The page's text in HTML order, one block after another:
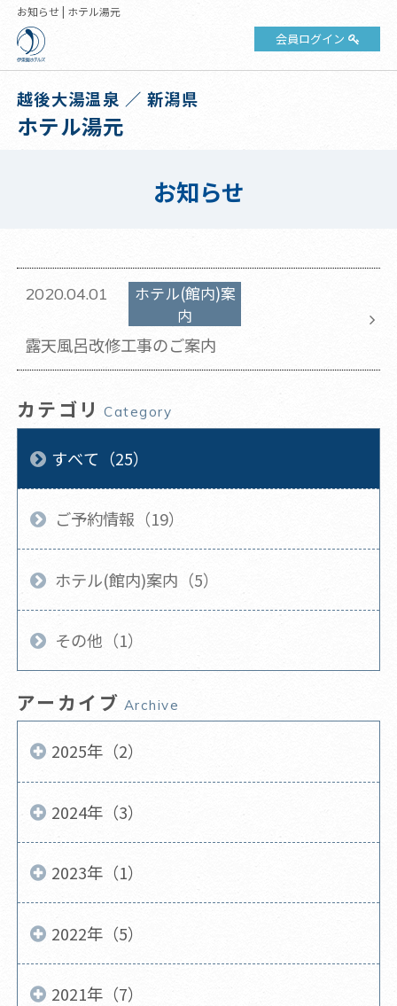
お知らせ | ホテル湯元
会員ログイン
越後大湯温泉 ／ 新潟県
ホテル湯元
お知らせ
2020.04.01
ホテル(館内)案
内
露天風呂改修工事のご案内
カテゴリ Category
すべて（25）
ご予約情報（19）
ホテル(館内)案内（5）
その他（1）
アーカイブ Archive
2025年（2）
2024年（3）
2023年（1）
2022年（5）
2021年（7）